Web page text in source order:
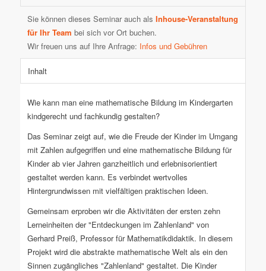
Sie können dieses Seminar auch als Inhouse-Veranstaltung
für Ihr Team bei sich vor Ort buchen.
Wir freuen uns auf Ihre Anfrage: Infos und Gebühren
Inhalt
Wie kann man eine mathematische Bildung im Kindergarten
kindgerecht und fachkundig gestalten?
Das Seminar zeigt auf, wie die Freude der Kinder im Umgang
mit Zahlen aufgegriffen und eine mathematische Bildung für
Kinder ab vier Jahren ganzheitlich und erlebnisorientiert
gestaltet werden kann. Es verbindet wertvolles
Hintergrundwissen mit vielfältigen praktischen Ideen.
Gemeinsam erproben wir die Aktivitäten der ersten zehn
Lerneinheiten der "Entdeckungen im Zahlenland" von
Gerhard Preiß, Professor für Mathematikdidaktik. In diesem
Projekt wird die abstrakte mathematische Welt als ein den
Sinnen zugängliches "Zahlenland" gestaltet. Die Kinder